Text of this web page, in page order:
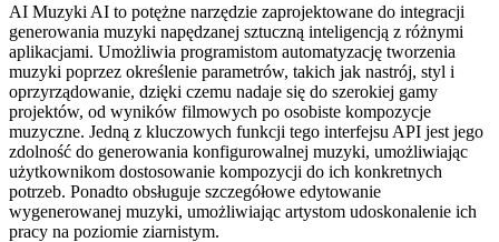
AI Muzyki AI to potężne narzędzie zaprojektowane do integracji
generowania muzyki napędzanej sztuczną inteligencją z różnymi
aplikacjami. Umożliwia programistom automatyzację tworzenia
muzyki poprzez określenie parametrów, takich jak nastrój, styl i
oprzyrządowanie, dzięki czemu nadaje się do szerokiej gamy
projektów, od wyników filmowych po osobiste kompozycje
muzyczne. Jedną z kluczowych funkcji tego interfejsu API jest jego
zdolność do generowania konfigurowalnej muzyki, umożliwiając
użytkownikom dostosowanie kompozycji do ich konkretnych
potrzeb. Ponadto obsługuje szczegółowe edytowanie
wygenerowanej muzyki, umożliwiając artystom udoskonalenie ich
pracy na poziomie ziarnistym.